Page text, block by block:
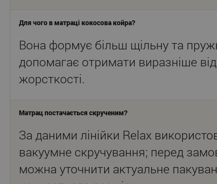
Для чого в матраці кокосова койра?
Вона формує більш щільну та
допомагає отримати виразніше
жорсткості.
Матрац постачається скрученим?
За даними лінійки Relax
вакуумне скручування; перед
можна уточнити актуальне